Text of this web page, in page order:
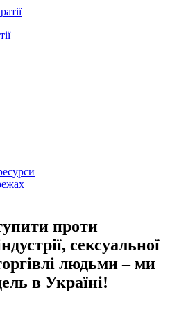
проти
сексуальної
людьми – ми
в Україні!